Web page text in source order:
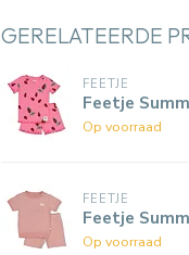
GERELATEERDE
FEETJE
Feetje
Op voorraad
FEETJE
Feetje
Op voorraad